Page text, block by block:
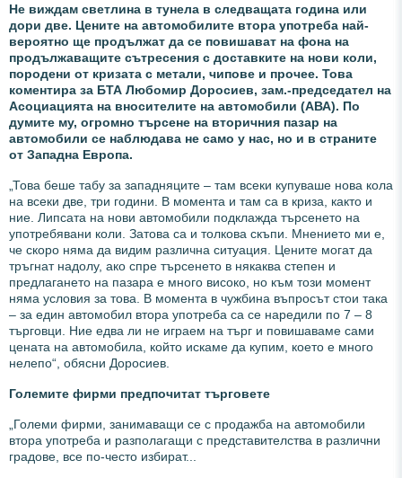
Не виждам светлина в тунела в следващата година или
дори две. Цените на автомобилите втора употреба най-
вероятно ще продължат да се повишават на фона на
продължаващите сътресения с доставките на нови коли,
породени от кризата с метали, чипове и прочее. Това
коментира за БТА Любомир Доросиев, зам.-председател на
Асоциацията на вносителите на автомобили (АВА). По
думите му, огромно търсене на вторичния пазар на
автомобили се наблюдава не само у нас, но и в страните
от Западна Европа.
„Това беше табу за западняците – там всеки купуваше нова кола
на всеки две, три години. В момента и там са в криза, както и
ние. Липсата на нови автомобили подклажда търсенето на
употребявани коли. Затова са и толкова скъпи. Мнението ми е,
че скоро няма да видим различна ситуация. Цените могат да
тръгнат надолу, ако спре търсенето в някаква степен и
предлагането на пазара е много високо, но към този момент
няма условия за това. В момента в чужбина въпросът стои така
– за един автомобил втора употреба са се наредили по 7 – 8
търговци. Ние едва ли не играем на търг и повишаваме сами
цената на автомобила, който искаме да купим, което е много
нелепо“, обясни Доросиев.
Големите фирми предпочитат търговете
„Големи фирми, занимаващи се с продажба на автомобили
втора употреба и разполагащи с представителства в различни
градове, все по-често избират...